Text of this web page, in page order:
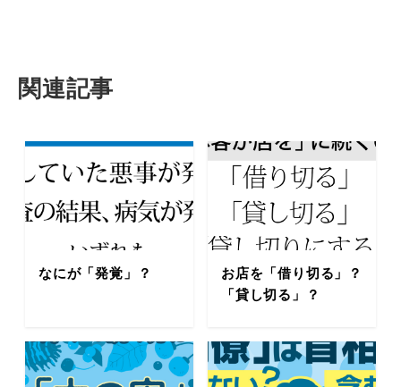
関連記事
なにが「発覚」？
お店を「借り切る」？
「貸し切る」？